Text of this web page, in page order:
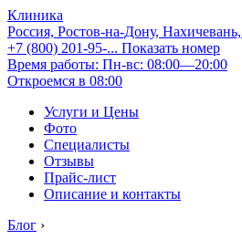
Клиника
Россия, Ростов-на-Дону,
+7 (800) 201-95-... Показать номер
Время работы: Пн-вс: 08:00—20:00
Откроемся в 08:00
Услуги и Цены
Фото
Специалисты
Отзывы
Прайс-лист
Описание и контакты
Блог ›